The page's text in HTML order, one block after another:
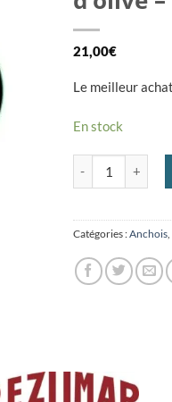
21,00€
Le meilleur
En stock
Catégories :Anchois